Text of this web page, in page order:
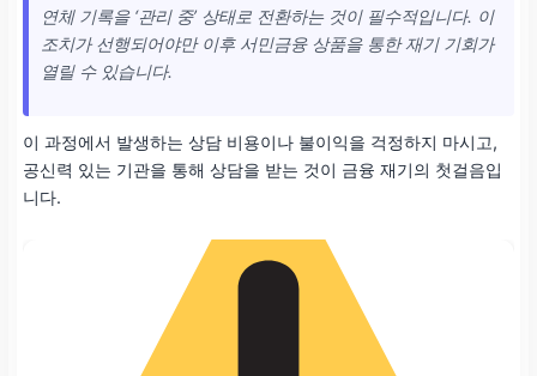
연체 기록을 ‘관리 중’ 상태로 전환하는 것이 필수적입니다. 이
조치가 선행되어야만 이후 서민금융 상품을 통한 재기 기회가
열릴 수 있습니다.
이 과정에서 발생하는 상담 비용이나 불이익을 걱정하지 마시고,
공신력 있는 기관을 통해 상담을 받는 것이 금융 재기의 첫걸음입
니다.